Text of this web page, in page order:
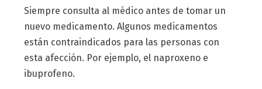
Siempre consulta al médico antes de tomar un
nuevo medicamento. Algunos medicamentos
están contraindicados para las personas con
esta afección. Por ejemplo, el naproxeno e
ibuprofeno.